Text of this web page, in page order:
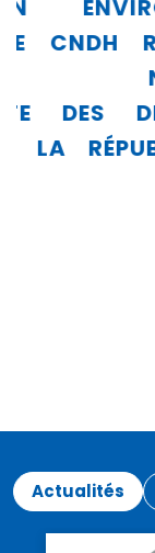
DANS
Actualités